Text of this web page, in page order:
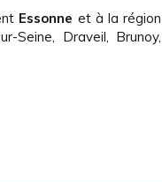
Essonne et à la région
Seine, Draveil, Brunoy,